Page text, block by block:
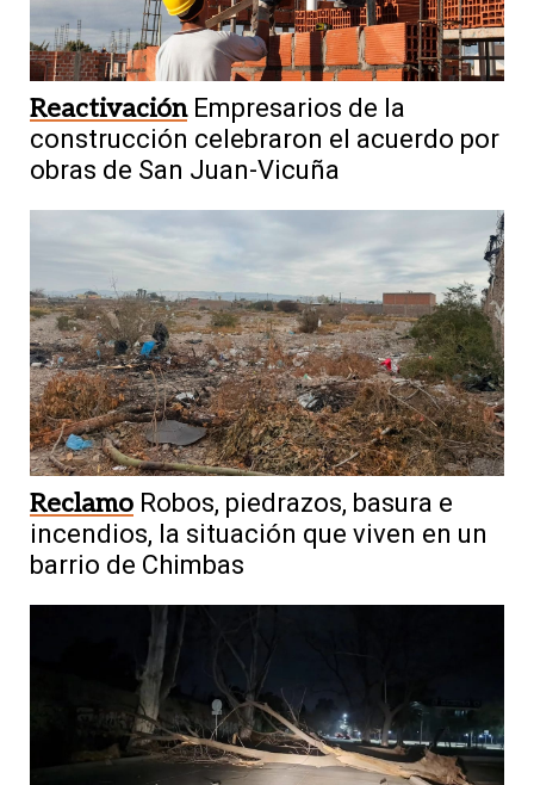
Reactivación Empresarios de la
construcción celebraron el acuerdo por
obras de San Juan-Vicuña
Reclamo Robos, piedrazos, basura e
incendios, la situación que viven en un
barrio de Chimbas